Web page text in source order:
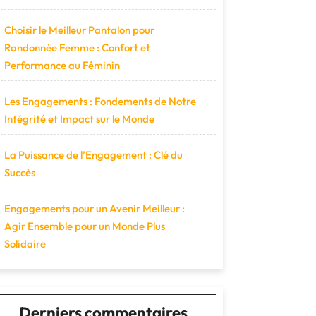
Choisir le Meilleur Pantalon pour
Randonnée Femme : Confort et
Performance au Féminin
Les Engagements : Fondements de Notre
Intégrité et Impact sur le Monde
La Puissance de l’Engagement : Clé du
Succès
Engagements pour un Avenir Meilleur :
Agir Ensemble pour un Monde Plus
Solidaire